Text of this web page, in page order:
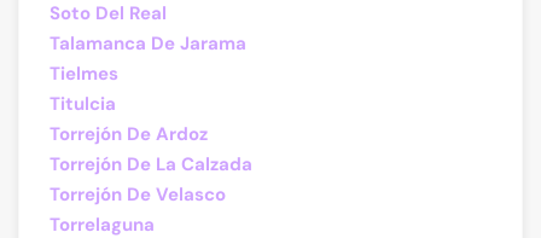
Soto Del Real
Talamanca De Jarama
Tielmes
Titulcia
Torrejón De Ardoz
Torrejón De La Calzada
Torrejón De Velasco
Torrelaguna